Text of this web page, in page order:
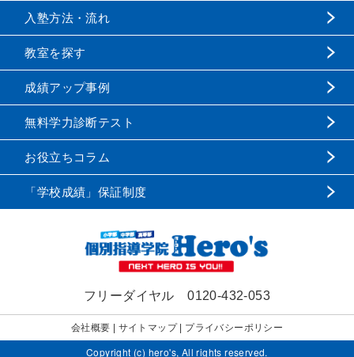
フリーダイヤル0120-432-053
会社概要 サイトマップ| プライバシーポリシー
入塾方法・流れ
教室を探す
成績アップ事例
無料学力診断テスト
お役立ちコラム
「学校成績」保証制度
Copyright (c) hero's, All rights reserved.